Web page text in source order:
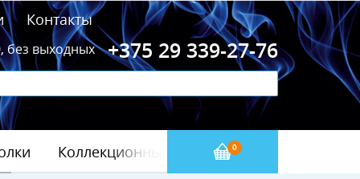
Контакты
+375 29 339-27-76
без выходных
0
Коллекционные значки